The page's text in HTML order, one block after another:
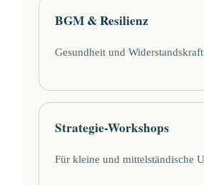
BGM & Resilienz
Gesundheit und
Strategie-Workshops
Für kleine und mittelständische